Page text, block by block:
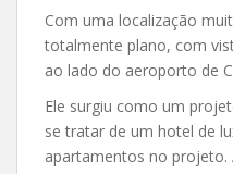
Com uma localização
totalmente plano, com
ao lado do aeroporto de
Ele surgiu como um
se tratar de um hotel de
apartamentos no projeto.